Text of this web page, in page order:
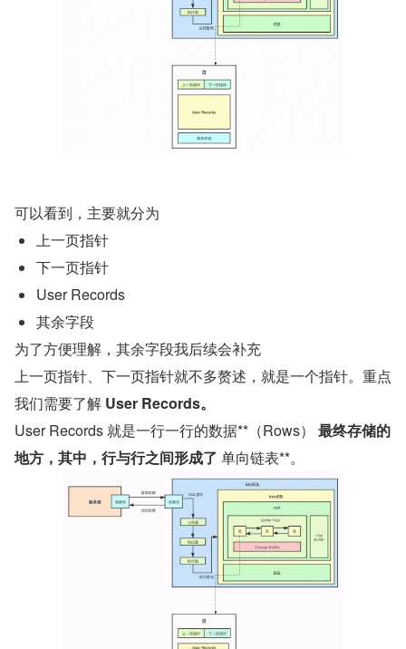
可以看到，主要就分为
上一页指针
下一页指针
User Records
其余字段
为了方便理解，其余字段我后续会补充
上一页指针、下一页指针就不多赘述，就是一个指针。重点
我们需要了解 User Records。
User Records 就是一行一行的数据**（Rows） 最终存储的
地方，其中，行与行之间形成了 单向链表**。